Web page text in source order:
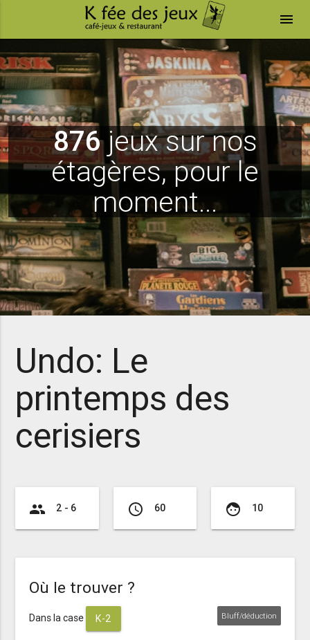
menu
876jeux sur nos
étagères, pour le
moment...
Undo: Le
printemps des
cerisiers
group 2 - 6 access_time 60 face 10
Où le trouver ?
Dans la case K-2 Bluff/déduction